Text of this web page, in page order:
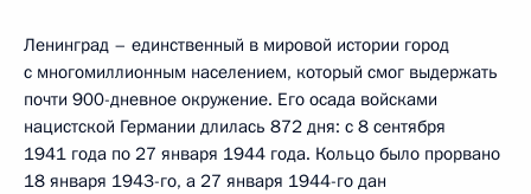
Ленинград – единственный в мировой истории город
с многомиллионным населением, который смог выдержать
почти 900-дневное окружение. Его осада войсками
нацистской Германии длилась 872 дня: с 8 сентября
1941 года по 27 января 1944 года. Кольцо было прорвано
18 января 1943-го, а 27 января 1944-го дан